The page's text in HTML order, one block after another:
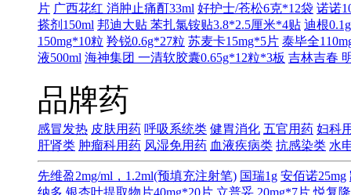
片 广西花红 消肿止痛酊33ml 好护士/苍松6克*12袋 诺诺
搽剂150ml 邦迪大贴 苯扎氯铵贴3.8*2.5厘米*4贴 迪根
150mg*10粒 羚锐0.6g*27粒 苏麦卡15mg*5片 泰毕全
液500ml 海神集团 一清软胶囊0.65g*12粒*3板 吉林吉春
品牌药
感冒发热 皮肤用药 呼吸系统类 健胃消化 五官用药 妇科
肝肾类 肿瘤科用药 风湿免用药 血液疾病类 抗感染类 水
先维盈2mg/ml，1.2ml(预填充注射笔) 国瑞1g 安佰诺25mg